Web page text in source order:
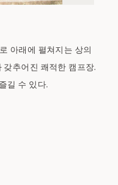
아래에 펼쳐지는 상의
추어진 쾌적한 캠프장.
길 수 있다.